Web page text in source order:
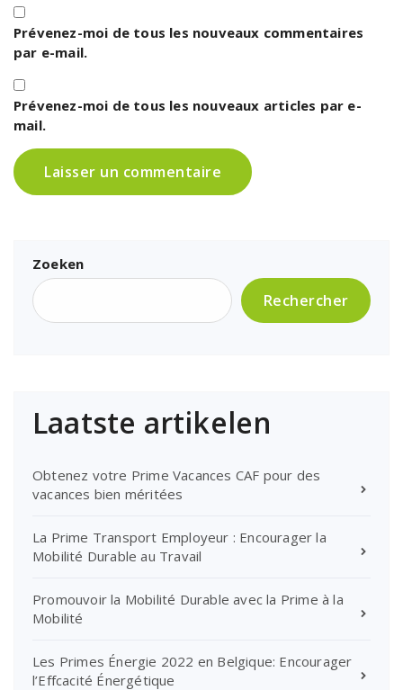
Prévenez-moi de tous les nouveaux commentaires
par e-mail.
Prévenez-moi de tous les nouveaux articles par e-
mail.
Zoeken
Rechercher
Laatste artikelen
Obtenez votre Prime Vacances CAF pour des
vacances bien méritées
La Prime Transport Employeur : Encourager la
Mobilité Durable au Travail
Promouvoir la Mobilité Durable avec la Prime à la
Mobilité
Les Primes Énergie 2022 en Belgique: Encourager
l’Effcacité Énergétique